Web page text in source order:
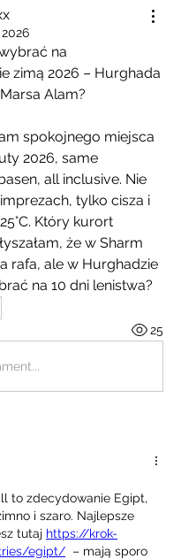
na
zimą 2026 – Hurghada
Alam?
spokojnego miejsca
2026, same
all inclusive. Nie
tylko cisza i
Który kurort
że w Sharm
rafa, ale w Hurghadzie
na 10 dni lenistwa?
25
to zdecydowanie Egipt,
i szaro. Najlepsze
tutaj https://krok-
egipt/
  – mają sporo